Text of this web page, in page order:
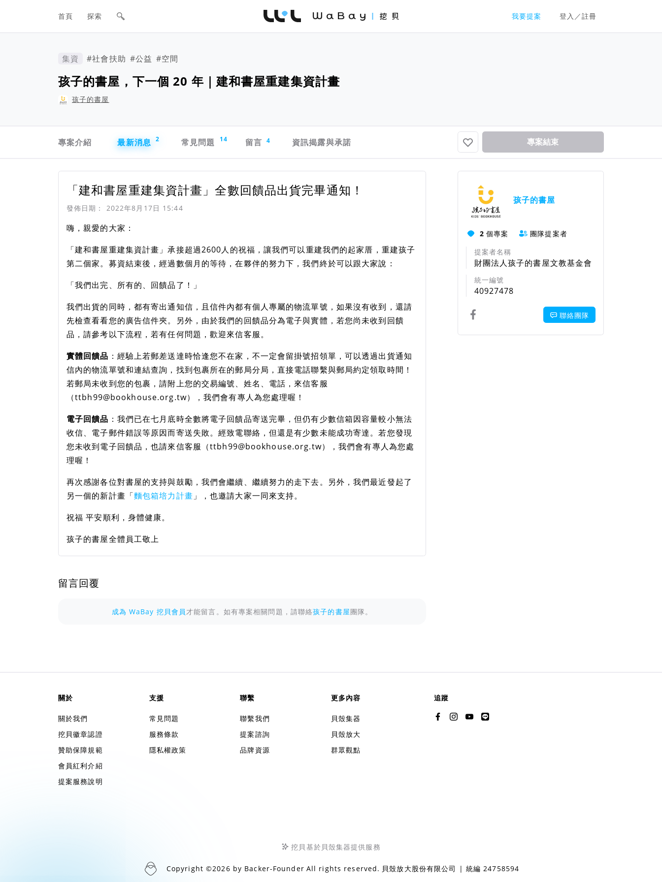
網站主要導航欄
首頁 探索 我要提案 登入／註冊
WaBay 挖貝 | 台灣最值得信賴的群眾集資 / 群眾募資平台
集資 #社會扶助 #公益 #空間
孩子的書屋，下一個 20 年｜建和書屋重建集資計畫
孩子的書屋
專案介紹
最新消息 2 常見問題 14 留言 4 資訊揭露與承諾 專案結束
「建和書屋重建集資計畫」全數回饋品出貨完畢通知！
發佈日期： 2022年8月17日 15:44
嗨，親愛的大家：
「建和書屋重建集資計畫」承接超過2600人的祝福，讓我們可以重建我們的起家厝，重建孩子
第二個家。募資結束後，經過數個月的等待，在夥伴的努力下，我們終於可以跟大家說：
「我們出完、所有的、回饋品了！」
我們出貨的同時，都有寄出通知信，且信件內都有個人專屬的物流單號，如果沒有收到，還請
先檢查看看您的廣告信件夾。另外，由於我們的回饋品分為電子與實體，若您尚未收到回饋
品，請參考以下流程，若有任何問題，歡迎來信客服。
實體回饋品 ：經驗上若郵差送達時恰逢您不在家，不一定會留掛號招領單，可以透過出貨通知
信內的物流單號和連結查詢，找到包裹所在的郵局分局，直接電話聯繫與郵局約定領取時間！
若郵局未收到您的包裹，請附上您的交易編號、姓名、電話，來信客服
（ttbh99@bookhouse.org.tw），我們會有專人為您處理喔！
電子回饋品 ：我們已在七月底時全數將電子回饋品寄送完畢，但仍有少數信箱因容量較小無法
收信、電子郵件錯誤等原因而寄送失敗。經致電聯絡，但還是有少數未能成功寄達。若您發現
您未收到電子回饋品，也請來信客服（ttbh99@bookhouse.org.tw），我們會有專人為您處
理喔！
再次感謝各位對書屋的支持與鼓勵，我們會繼續、繼續努力的走下去。另外，我們最近發起了
另一個的新計畫「麵包箱培力計畫 」，也邀請大家一同來支持。
祝福 平安順利，身體健康。
孩子的書屋全體員工敬上
留言回覆
成為 WaBay 挖貝會員 才能留言。如有專案相關問題，請聯絡孩子的書屋團隊。
孩子的書屋
2 個專案
團隊提案者
提案者名稱
財團法人孩子的書屋文教基金會
統一編號
40927478
聯絡團隊
關於
關於我們
挖貝徽章認證
贊助保障規範
會員紅利介紹
提案服務說明
支援
常見問題
服務條款
隱私權政策
聯繫
聯繫我們
提案諮詢
品牌資源
更多內容
貝殼集器
貝殼放大
群眾觀點
追蹤
挖貝基於貝殼集器提供服務
Copyright ©2026 by Backer-Founder All rights reserved. 貝殼放大股份有限公司 | 統編 24758594